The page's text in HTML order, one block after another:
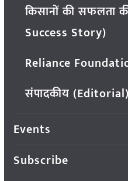
किसानों की सफलता
Success Story)
Reliance
संपादकीय (Editorial)
Events
Subscribe